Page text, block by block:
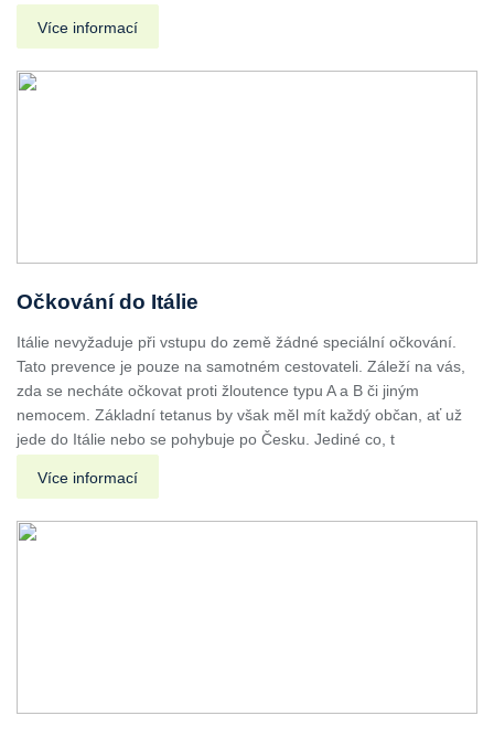
Více informací
Očkování do Itálie
Itálie nevyžaduje při vstupu do země žádné speciální očkování.
Tato prevence je pouze na samotném cestovateli. Záleží na vás,
zda se necháte očkovat proti žloutence typu A a B či jiným
nemocem. Základní tetanus by však měl mít každý občan, ať už
jede do Itálie nebo se pohybuje po Česku. Jediné co, t
Více informací